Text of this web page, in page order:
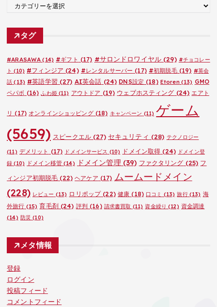
ゴ
タグ
#ARASAWA (14) #ギフト (17) #サロンドロワイヤル(29) #チョコレー
ト (10) #フィンジア (24) #レンタルサーバー (17) #初期脱毛(19) #英会
話 (13) #英語学習 (27) AI英会話 (24) DNS設定 (18) Etoren(13) GMO
ペパボ (16) ふわ姫(11) アウトドア (19) ウェブホスティング (24) エアト
リ (17) オンラインショッピング(18) キャンペーン (11) ゲーム
(5659) スピークエル(27) セキュリティ (28) テクノロジー
(11) デメリット (17) ドメインサービス (10) ドメイン取得 (24) ドメイン登
録 (10) ドメイン移管(14) ドメイン管理 (39) ファクタリング (25) フ
ィンジア初期脱毛 (22) ヘアケア (17) ムームードメイン
(228) レビュー (13) ロリポップ(22) 健康 (18) 口コミ (13) 旅行(13) 海
外旅行 (15) 育毛剤(24) 評判 (16) 請求書買取 (11) 資金繰り (12) 資金調達
(14) 防災 (10)
メタ情報
登録
ログイン
投稿フィード
コメントフィード